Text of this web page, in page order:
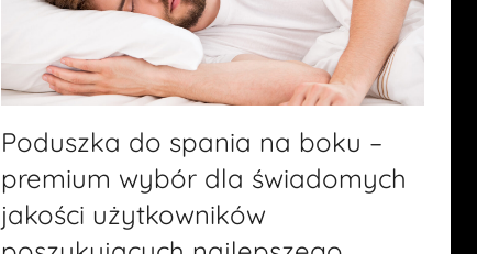
Poduszka do spania na boku –
premium wybór dla świadomych
jakości użytkowników